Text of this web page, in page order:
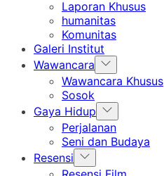
sub
menu
Laporan Khusus
humanitas
Komunitas
Galeri Institut
Wawancara Show
sub
Wawancara Khusus
Sosok
Gaya Hidup Show
sub
menu
Perjalanan
Seni dan Budaya
Resensi Show
sub